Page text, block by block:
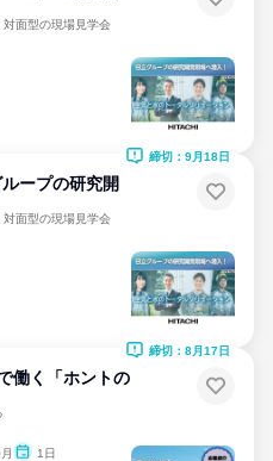
面型の現場見学会
ープの研究開
面型の現場見学会
締切：9月18日
働く「ホントの
1日
締切：8月17日